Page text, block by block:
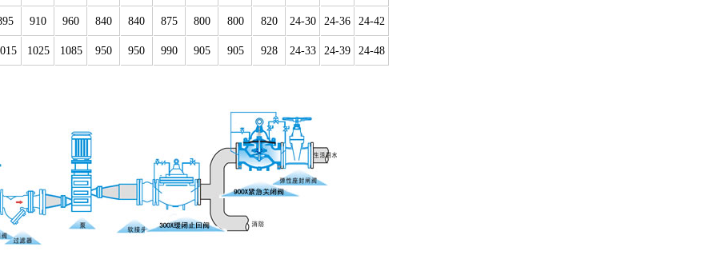
910 960 840 840 875 800 800 820 24-30 24-36 24-42
1025 1085 950 950 990 905 905 928 24-33 24-39 24-48